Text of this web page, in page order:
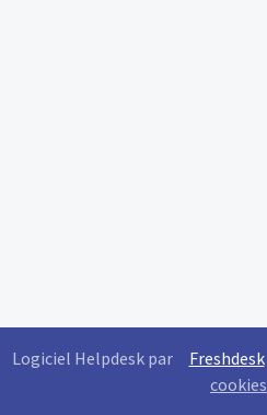
Logiciel Helpdesk par Freshdesk
cookies